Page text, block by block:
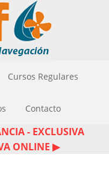
Cursos Regulares
Contacto
- EXCLUSIVA
ONLINE ▶